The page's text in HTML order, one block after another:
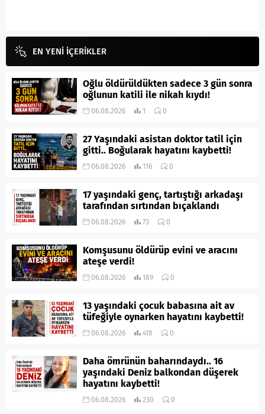
EN YENİ İÇERİKLER
Oğlu öldürüldükten sadece 3 gün sonra
oğlunun katili ile nikah kıydı!
06.08.2026 1 0
27 Yaşındaki asistan doktor tatil için
gitti.. Boğularak hayatını kaybetti!
06.08.2026 116 0
17 yaşındaki genç, tartıştığı arkadaşı
tarafından sırtından bıçaklandı
06.08.2026 73 0
Komşusunu öldürüp evini ve aracını
ateşe verdi!
06.08.2026 189 0
13 yaşındaki çocuk babasına ait av
tüfeğiyle oynarken hayatını kaybetti!
06.08.2026 418 0
Daha ömrünün baharındaydı.. 16
yaşındaki Deniz balkondan düşerek
hayatını kaybetti!
06.08.2026 230 0